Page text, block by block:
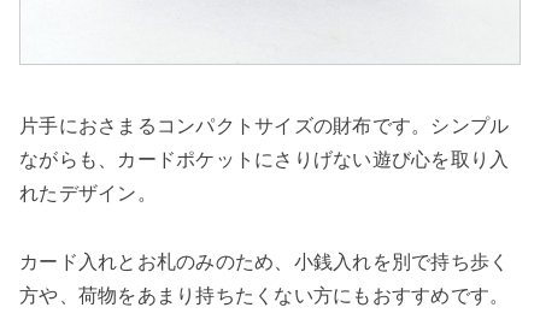
片手におさまるコンパクトサイズの財布です。シンプル
ながらも、カードポケットにさりげない遊び心を取り入
れたデザイン。
カード入れとお札のみのため、小銭入れを別で持ち歩く
方や、荷物をあまり持ちたくない方にもおすすめです。